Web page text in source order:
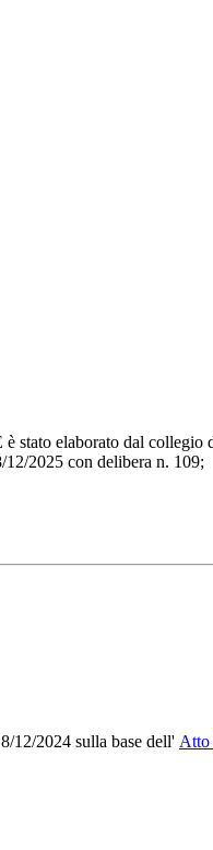
elaborato dal collegio
2025 con delibera n. 109;
12/2024 sulla base dell' Atto